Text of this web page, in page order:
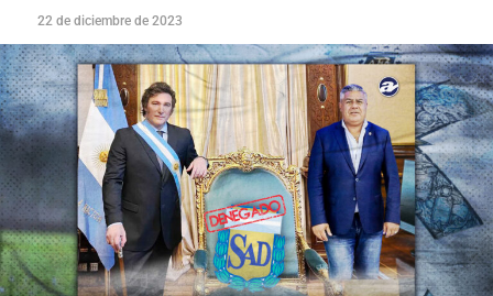
22 de diciembre de 2023